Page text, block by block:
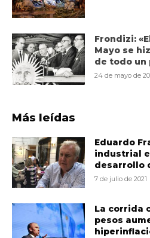
Frondizi:
Mayo se
de todo un
24 de mayo de
Más leídas
Eduardo
industrial
desarrollo
7 de julio de 2021
La corrida
pesos